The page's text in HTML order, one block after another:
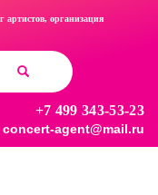
артистов, организация
+7 499 343-53-23
concert-agent@mail.ru